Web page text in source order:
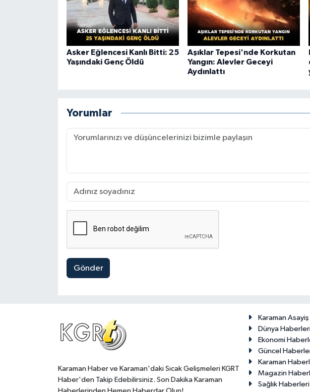
Asker Eğlencesi Kanlı Bitti: 25
Yaşındaki Genç Öldü
Aşıklar Tepesi'nde Korkutan
Yangın: Alevler Geceyi
Aydınlattı
Yorumlar
Gönder
Karaman Haber ve Karaman'daki Sıcak Gelişmeleri KGRT
Haber'den Takip Edebilirsiniz. Son Dakika Karaman
Karaman
Dünya
Ekonomi
Güncel
Karaman
Magazin
Sağlık Haberleri